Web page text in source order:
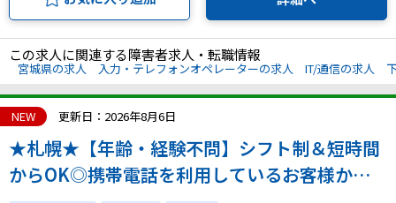
この求人に関連する障害者求人・転職情報
宮城県の求人 入力・テレフォンオペレーターの求人 IT/通信の求人
NEW 更新日：2026年8月6日
★札幌★【年齢・経験不問】シフト制＆短時間
からOK◎携帯電話を利用しているお客様から